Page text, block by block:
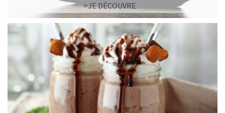
>JE DÉCOUVRE